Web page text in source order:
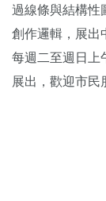
過線條與結構性
創作邏輯，展出
每週二至週日上
展出，歡迎市民